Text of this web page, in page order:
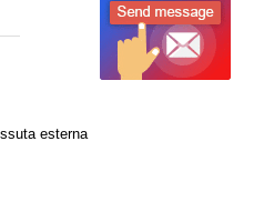
esterna